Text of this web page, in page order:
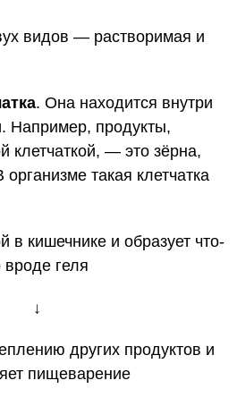
видов — растворимая и
. Она находится внутри
Например, продукты,
клетчаткой, — это зёрна,
такая клетчатка
в кишечнике и образует что-
вроде геля
↓
других продуктов и
пищеварение